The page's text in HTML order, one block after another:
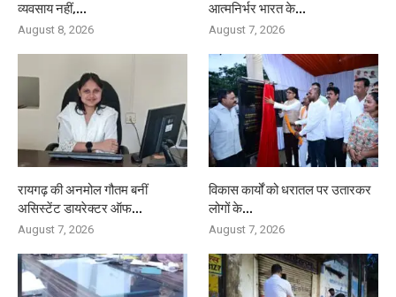
व्यवसाय नहीं,...
August 8, 2026
आत्मनिर्भर भारत के...
August 7, 2026
रायगढ़ की अनमोल गौतम बनीं
असिस्टेंट डायरेक्टर ऑफ...
August 7, 2026
विकास कार्यों को धरातल पर उतारकर
लोगों के...
August 7, 2026